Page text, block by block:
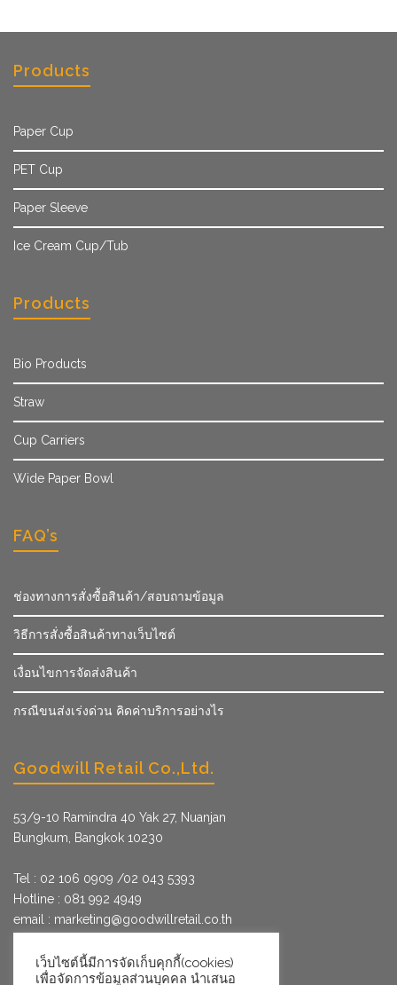
Products
Paper Cup
PET Cup
Paper Sleeve
Ice Cream Cup/Tub
Products
Bio Products
Straw
Cup Carriers
Wide Paper Bowl
FAQ’s
ช่องทางการสั่งซื้อสินค้า/สอบถามข้อมูล
วิธีการสั่งซื้อสินค้าทางเว็บไซต์
เงื่อนไขการจัดส่งสินค้า
กรณีขนส่งเร่งด่วน คิดค่าบริการอย่างไร
Goodwill Retail Co.,Ltd.
53/9­-10 Ramindra 40 Yak 27, Nuanjan
Bungkum, Bangkok 10230
Tel : 02 106 0909 /02 043 5393
Hotline : 081 992 4949
email : marketing@goodwillretail.co.th
FB : gwretail
เว็บไซต์นี้มีการจัดเก็บคุกกี้(cookies)
เพื่อจัดการข้อมูลส่วนบุคคล นำเสนอ